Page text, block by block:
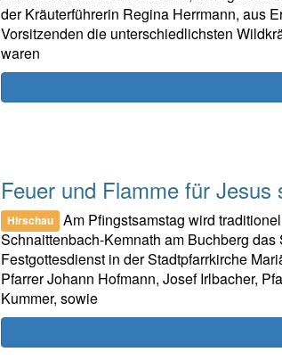
der Kräuterführerin Regina Herrmann, aus
Vorsitzenden die unterschiedlichsten
waren
Feuer und Flamme für
Hirschau
Am Pfingstsamstag wird
Schnaittenbach-Kemnath am Buchberg
Festgottesdienst in der Stadtpfarrkirche
Pfarrer Johann Hofmann, Josef Irlbacher,
Kummer, sowie